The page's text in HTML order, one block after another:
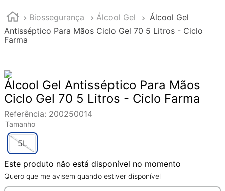
Biossegurança Álcool Gel
Álcool Gel
Antisséptico Para Mãos Ciclo Gel 70 5 Litros - Ciclo
Farma
Álcool Gel Antisséptico Para Mãos
Ciclo Gel 70 5 Litros - Ciclo Farma
Referência: 200250014
Tamanho
5L
Este produto não está disponível no momento
Quero que me avisem quando estiver disponível